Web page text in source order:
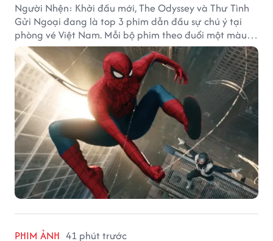
Người Nhện: Khởi đầu mới, The Odyssey và Thư Tình
Gửi Ngoại đang là top 3 phim dẫn đầu sự chú ý tại
phòng vé Việt Nam. Mỗi bộ phim theo đuổi một màu
sắc khác nhau nhưng đều ghi nhận những thành tích
doanh thu đáng chú ý.
PHIM ẢNH 41 phút trước